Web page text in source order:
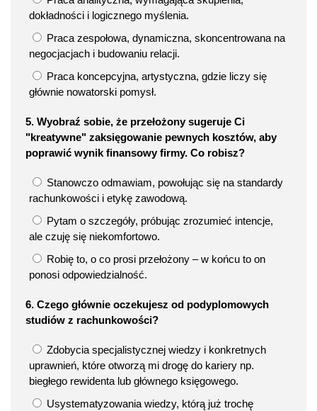
dokładności i logicznego myślenia.
Praca zespołowa, dynamiczna, skoncentrowana na
negocjacjach i budowaniu relacji.
Praca koncepcyjna, artystyczna, gdzie liczy się
głównie nowatorski pomysł.
5. Wyobraź sobie, że przełożony sugeruje Ci
"kreatywne" zaksięgowanie pewnych kosztów, aby
poprawić wynik finansowy firmy. Co robisz?
Stanowczo odmawiam, powołując się na standardy
rachunkowości i etykę zawodową.
Pytam o szczegóły, próbując zrozumieć intencje,
ale czuję się niekomfortowo.
Robię to, o co prosi przełożony – w końcu to on
ponosi odpowiedzialność.
6. Czego głównie oczekujesz od podyplomowych
studiów z rachunkowości?
Zdobycia specjalistycznej wiedzy i konkretnych
uprawnień, które otworzą mi drogę do kariery np.
biegłego rewidenta lub głównego księgowego.
Usystematyzowania wiedzy, którą już trochę